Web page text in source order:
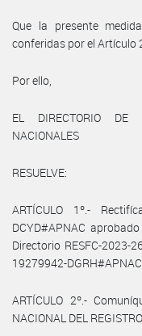
Que la presente
conferidas por el Artículo
Por ello,
EL DIRECTORIO DE
NACIONALES
RESUELVE:
ARTÍCULO 1º.-
DCYD#APNAC
Directorio RESFC-2023-
19279942-DGRH#APNAC.
ARTÍCULO 2º.-
NACIONAL DEL